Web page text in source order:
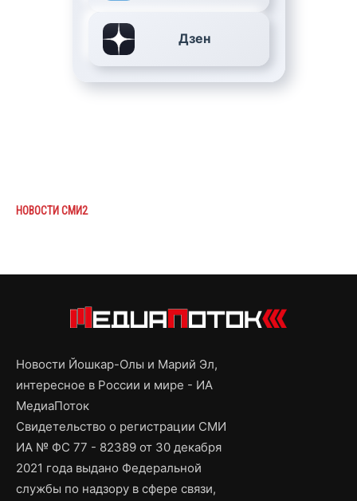
Дзен
НОВОСТИ СМИ2
Новости Йошкар-Олы и Марий Эл,
интересное в России и мире - ИА
МедиаПоток
Свидетельство о регистрации СМИ
ИА № ФС 77 - 82389 от 30 декабря
2021 года выдано Федеральной
службы по надзору в сфере связи,